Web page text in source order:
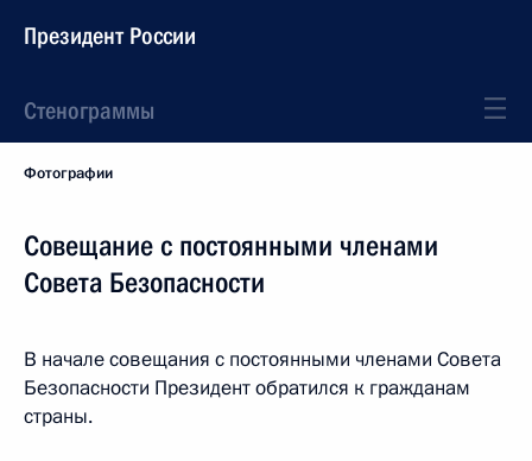
Президент России
Стенограммы
Фотографии
Совещание с постоянными членами
Совета Безопасности
В начале совещания с постоянными членами Совета
Безопасности Президент обратился к гражданам
страны.